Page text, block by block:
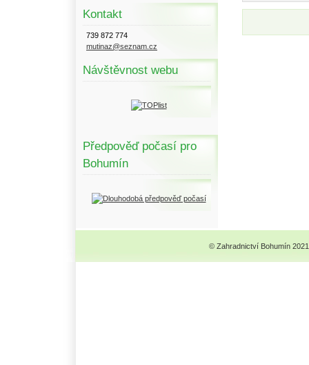
Kontakt
739 872 774
mutinaz@seznam.cz
Návštěvnost webu
Předpověď počasí pro
Bohumín
© Zahradnictví Bohumín